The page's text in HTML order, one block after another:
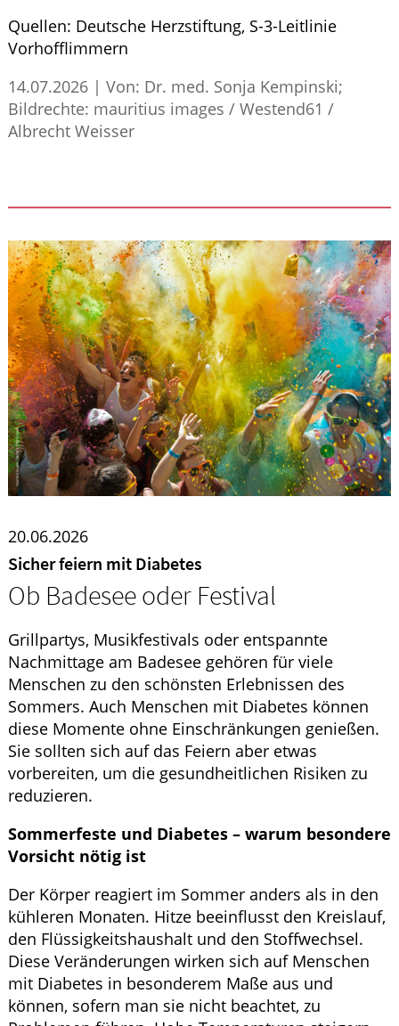
Quellen: Deutsche Herzstiftung, S-3-Leitlinie
Vorhofflimmern
14.07.2026 | Von: Dr. med. Sonja Kempinski;
Bildrechte: mauritius images / Westend61 /
Albrecht Weisser
20.06.2026
Sicher feiern mit Diabetes
Ob Badesee oder Festival
Grillpartys, Musikfestivals oder entspannte
Nachmittage am Badesee gehören für viele
Menschen zu den schönsten Erlebnissen des
Sommers. Auch Menschen mit Diabetes können
diese Momente ohne Einschränkungen genießen.
Sie sollten sich auf das Feiern aber etwas
vorbereiten, um die gesundheitlichen Risiken zu
reduzieren.
Sommerfeste und Diabetes – warum besondere
Vorsicht nötig ist
Der Körper reagiert im Sommer anders als in den
kühleren Monaten. Hitze beeinflusst den Kreislauf,
den Flüssigkeitshaushalt und den Stoffwechsel.
Diese Veränderungen wirken sich auf Menschen
mit Diabetes in besonderem Maße aus und
können, sofern man sie nicht beachtet, zu